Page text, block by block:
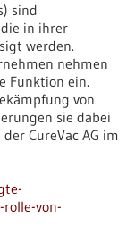
sind
in ihrer
werden.
nehmen
Funktion ein.
von
sie dabei
CureVac AG im
von-